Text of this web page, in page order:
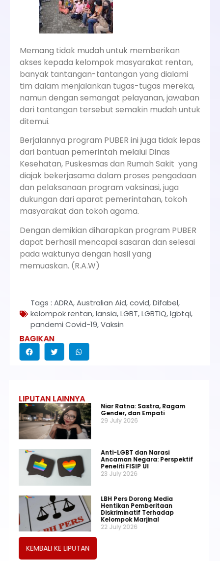
Memang tidak mudah untuk memberikan
akses kepada kelompok masyarakat rentan,
banyak tantangan-tantangan yang dialami
tim dalam menjalankan tugas-tugas mereka,
namun dengan semangat pelayanan, jawaban
dari tantangan tersebut semakin mudah untuk
ditemui.
Berjalannya program PUBER ini juga tidak lepas
dari bantuan pemerintah melalui Dinas
Kesehatan, Puskesmas dan Rumah Sakit yang
diajak bekerjasama dalam proses pengadaan
dan pelaksanaan program vaksinasi, juga
dukungan dari aparat pemerintahan, tokoh
masyarakat dan tokoh agama.
Dengan demikian diharapkan program PUBER
dapat berhasil mencapai sasaran dan selesai
pada waktunya dengan hasil yang
memuaskan. (R.A.W)
Tags : ADRA,Australian Aid,covid,Difabel,
kelompok rentan,lansia,LGBT,LGBTIQ,lgbtqi,
pandemi Covid-19,Vaksin
BAGIKAN
LIPUTAN LAINNYA
Niar Ratna: Sastra, Ragam
Gender, dan Empati
29 July 2026
Anti-LGBT dan Narasi
Ancaman Negara: Perspektif
Peneliti FISIP UI
23 July 2026
LBH Pers Dorong Media
Hentikan Pemberitaan
Diskriminatif Terhadap
Kelompok Marjinal
22 July 2026
KEMBALI KE LIPUTAN